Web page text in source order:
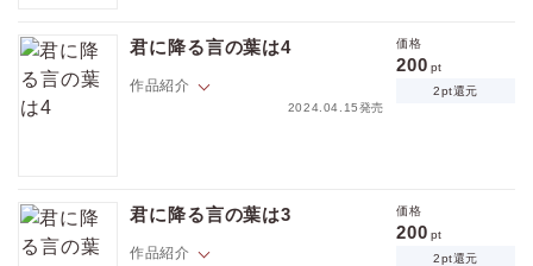
雪人の真意を確かめようとするが……？
君に降る言の葉は4
作品紹介
2024.04.15発売
価格
200 pt
2pt還元
日向が通っていた中学校の校庭に忍びこんだふたりは――
君に降る言の葉は3
作品紹介
価格
200 pt
2pt還元
pt還元
ポイントを消費して購入するにはログイン・会員登録が必要です